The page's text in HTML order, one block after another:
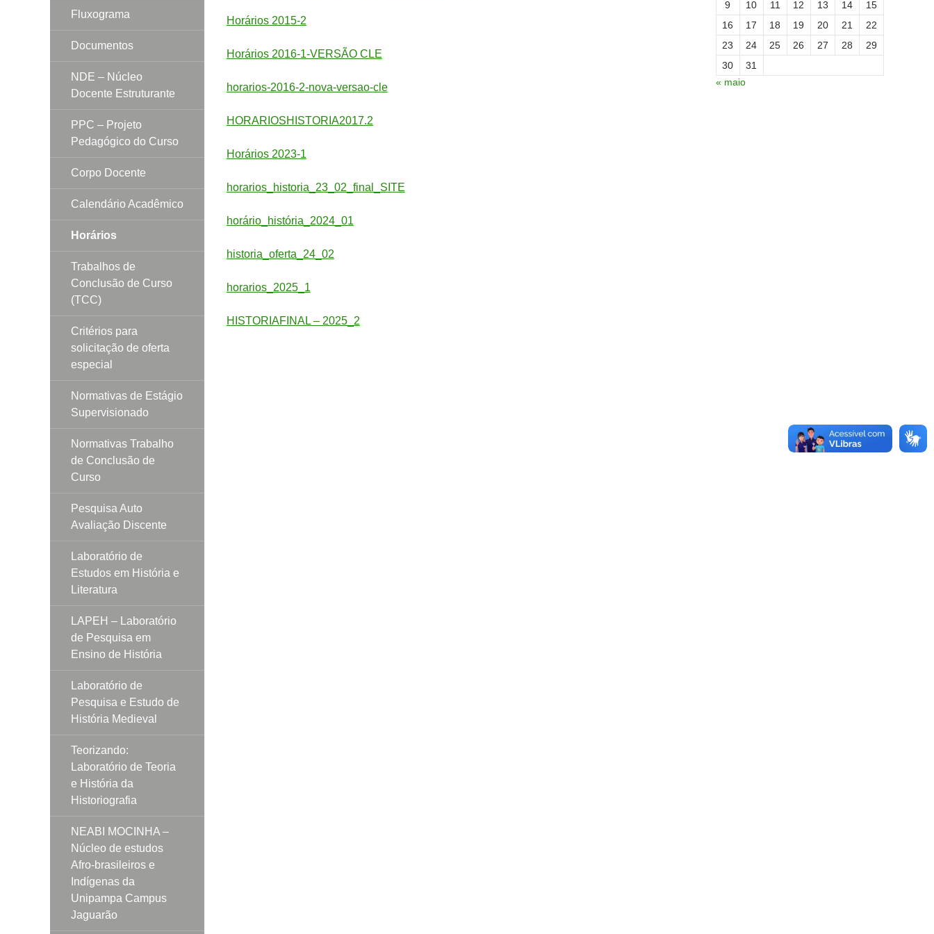
Horários 2015-2
Horários 2016-1-VERSÃO CLE
horarios-2016-2-nova-versao-cle
HORARIOSHISTORIA2017.2
Horários 2023-1
horarios_historia_23_02_final_SITE
horário_história_2024_01
historia_oferta_24_02
horarios_2025_1
HISTORIAFINAL – 2025_2
9
10 11 12 13 14
15
16
17 18 19 20 21
22
23
24 25 26 27 28
29
30
31
« maio
Fluxograma
Documentos
NDE – Núcleo
Docente Estruturante
PPC – Projeto
Pedagógico do Curso
Corpo Docente
Calendário Acadêmico
Horários
Trabalhos de
Conclusão de Curso
(TCC)
Critérios para
solicitação de oferta
especial
Normativas de Estágio
Supervisionado
Normativas Trabalho
de Conclusão de
Curso
Pesquisa Auto
Avaliação Discente
Laboratório de
Estudos em História e
Literatura
LAPEH – Laboratório
de Pesquisa em
Ensino de História
Laboratório de
Pesquisa e Estudo de
História Medieval
Teorizando:
Laboratório de Teoria
e História da
Historiografia
NEABI MOCINHA –
Núcleo de estudos
Afro-brasileiros e
Indígenas da
Unipampa Campus
Jaguarão